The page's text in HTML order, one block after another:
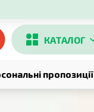
КАТАЛОГ
пропозиції